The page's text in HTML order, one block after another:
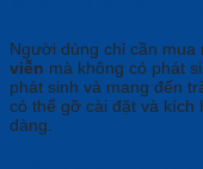
Người dùng chỉ cần mua
viễn mà không có phát
phát sinh và mang đến
có thể gỡ cài đặt và kích
dàng.